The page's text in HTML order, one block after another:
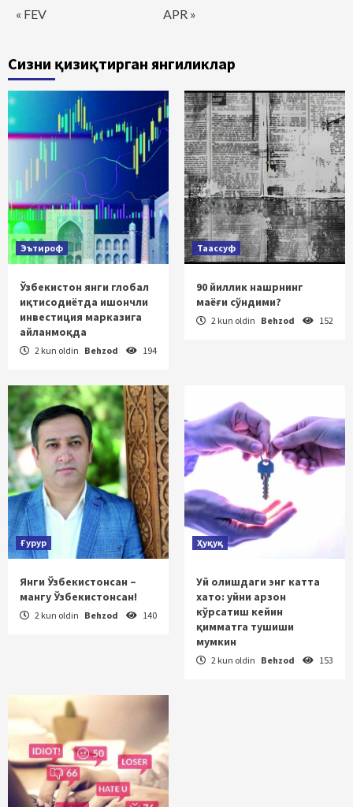
« FEV APR »
Сизни қизиқтирган янгиликлар
Эътироф
Ўзбекистон янги глобал
иқтисодиётда ишончли
инвестиция марказига
айланмоқда
2 kun oldin Behzod 194
Таассуф
90 йиллик нашрнинг
маёғи сўндими?
2 kun oldin Behzod 152
Ғурур
Янги Ўзбекистонсан –
мангу Ўзбекистонсан!
2 kun oldin Behzod 140
Ҳуқуқ
Уй олишдаги энг катта
хато: уйни арзон
кўрсатиш кейин
қимматга тушиши
мумкин
2 kun oldin Behzod 153